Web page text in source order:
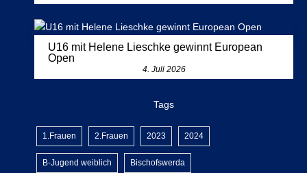
U16 mit Helene Lieschke gewinnt European
Open
4. Juli 2026
Tags
1.Frauen 2.Frauen 2023 2024
B-Jugend weiblich Bischofswerda